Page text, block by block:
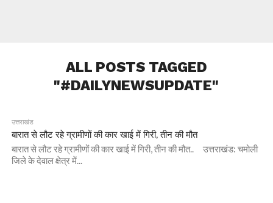
ALL POSTS TAGGED
"#DAILYNEWSUPDATE"
उत्तराखंड
बारात से लौट रहे ग्रामीणों की कार खाई में गिरी, तीन की मौत
बारात से लौट रहे ग्रामीणों की कार खाई में गिरी, तीन की मौत.. उत्तराखंड: चमोली
जिले के देवाल क्षेत्र में...